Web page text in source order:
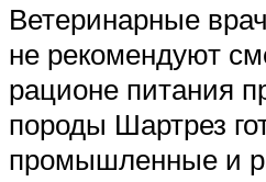
Ветеринарные
не рекомендуют
рационе питания
породы Шартрез
промышленные и